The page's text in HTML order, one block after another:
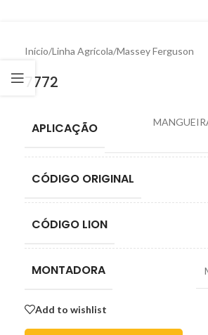
Início/Linha Agrícola/Massey Ferguson
7772
APLICAÇÃO
CÓDIGO ORIGINAL
CÓDIGO LION
MONTADORA
Add to wishlist